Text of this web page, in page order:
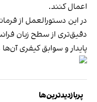
اعمال کنند.
در این دستورالعمل از
دقیق‌تری از سطح زبان
پایدار و سوابق کیفری
پربازدیدترین‌ها